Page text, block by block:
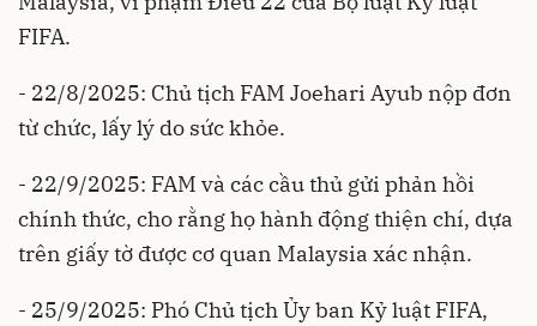
FIFA.
- 22/8/2025: Chủ tịch FAM Joehari Ayub nộp đơn
từ chức, lấy lý do sức khỏe.
- 22/9/2025: FAM và các cầu thủ gửi phản hồi
chính thức, cho rằng họ hành động thiện chí, dựa
trên giấy tờ được cơ quan Malaysia xác nhận.
- 25/9/2025: Phó Chủ tịch Ủy ban Kỷ luật FIFA,